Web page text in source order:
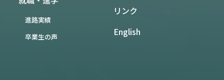
進路実績
卒業生の声
リンク
English